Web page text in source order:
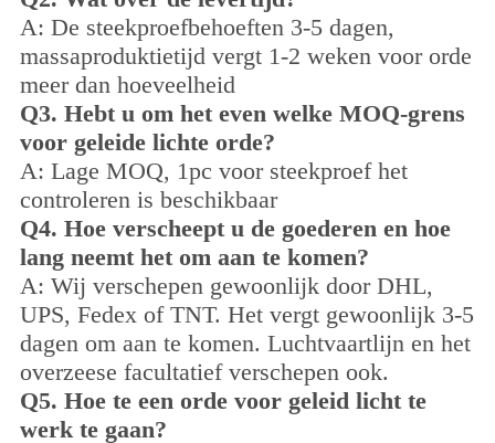
A: De steekproefbehoeften 3-5 dagen,
massaproduktietijd vergt 1-2 weken voor orde
meer dan hoeveelheid
Q3. Hebt u om het even welke MOQ-grens
voor geleide lichte orde?
A: Lage MOQ, 1pc voor steekproef het
controleren is beschikbaar
Q4. Hoe verscheept u de goederen en hoe
lang neemt het om aan te komen?
A: Wij verschepen gewoonlijk door DHL,
UPS, Fedex of TNT. Het vergt gewoonlijk 3-5
dagen om aan te komen. Luchtvaartlijn en het
overzeese facultatief verschepen ook.
Q5. Hoe te een orde voor geleid licht te
werk te gaan?